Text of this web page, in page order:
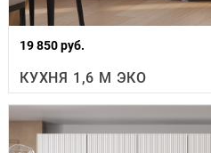
19 850 руб.
КУХНЯ 1,6 М ЭКО